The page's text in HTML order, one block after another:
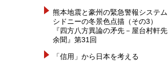
熊本地震と豪州の緊急警報システム
シドニーの冬景色点描（その3）
『四方八方異論の矛先－屋台村軒先
余聞』第31回
「信用」から日本を考える